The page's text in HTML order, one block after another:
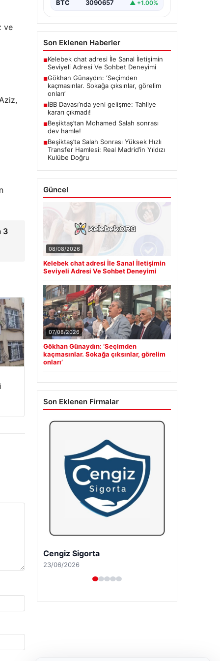
ve
3
BTC 3090657 ▲ +1.00%
Son Eklenen Haberler
■Kelebek chat adresi İle Sanal İletişimin
Seviyeli Adresi Ve Sohbet Deneyimi
■Gökhan Günaydın: ‘Seçimden
kaçmasınlar. Sokağa çıksınlar, görelim
onları’
■İBB Davası’nda yeni gelişme: Tahliye
kararı çıkmadı!
■Beşiktaş’tan Mohamed Salah sonrası
dev hamle!
■Beşiktaş’ta Salah Sonrası Yüksek Hızlı
Transfer Hamlesi: Real Madrid’in Yıldızı
Kulübe Doğru
Güncel
08/08/2026
Kelebek chat adresi İle Sanal İletişimin
Seviyeli Adresi Ve Sohbet Deneyimi
07/08/2026
Gökhan Günaydın: ‘Seçimden
kaçmasınlar. Sokağa çıksınlar, görelim
onları’
Son Eklenen Firmalar
Cengiz Sigorta
23/06/2026